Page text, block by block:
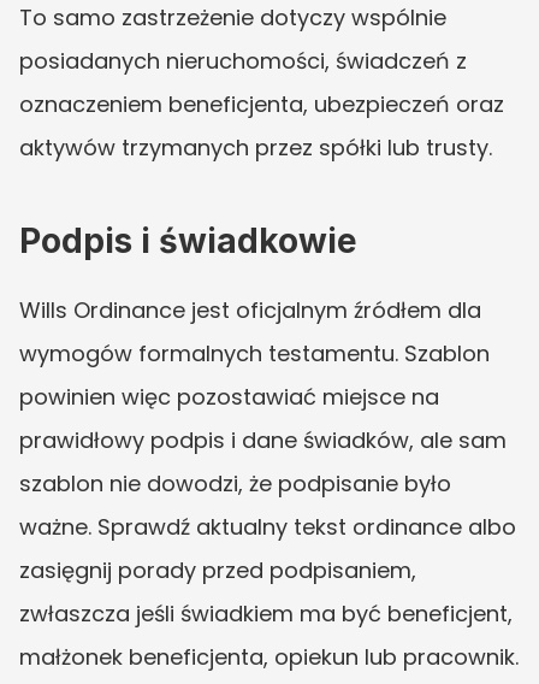
To samo zastrzeżenie dotyczy wspólnie
posiadanych nieruchomości, świadczeń z
oznaczeniem beneficjenta, ubezpieczeń oraz
aktywów trzymanych przez spółki lub trusty.
Podpis i świadkowie
Wills Ordinance jest oficjalnym źródłem dla
wymogów formalnych testamentu. Szablon
powinien więc pozostawiać miejsce na
prawidłowy podpis i dane świadków, ale sam
szablon nie dowodzi, że podpisanie było
ważne. Sprawdź aktualny tekst ordinance albo
zasięgnij porady przed podpisaniem,
zwłaszcza jeśli świadkiem ma być beneficjent,
małżonek beneficjenta, opiekun lub pracownik.